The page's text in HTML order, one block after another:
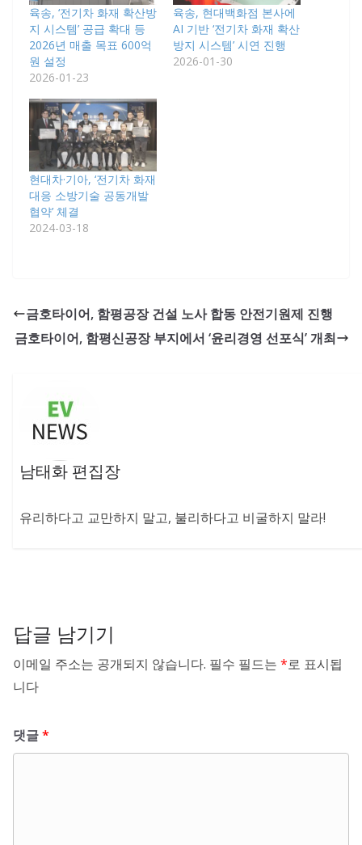
육송, ‘전기차 화재 확산방
지 시스템’ 공급 확대 등
2026년 매출 목표 600억
원 설정
2026-01-23
육송, 현대백화점 본사에
AI 기반 ‘전기차 화재 확산
방지 시스템’ 시연 진행
2026-01-30
현대차·기아, ‘전기차 화재
대응 소방기술 공동개발
협약’ 체결
2024-03-18
금호타이어, 함평공장 건설 노사 합동 안전기원제 진행
금호타이어, 함평신공장 부지에서 ‘윤리경영 선포식’ 개최
남태화 편집장
유리하다고 교만하지 말고, 불리하다고 비굴하지 말라!
답글 남기기
이메일 주소는 공개되지 않습니다. 필수 필드는 *로 표시됩
니다
댓글*